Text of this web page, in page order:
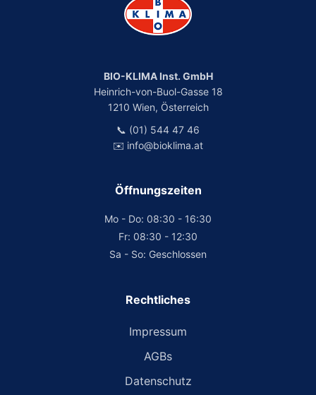
BIO-KLIMA Inst. GmbH
Heinrich-von-Buol-Gasse 18
1210 Wien, Österreich
📞 (01) 544 47 46
✉️ info@bioklima.at
Öffnungszeiten
Mo - Do: 08:30 - 16:30
Fr: 08:30 - 12:30
Sa - So: Geschlossen
Rechtliches
Impressum
AGBs
Datenschutz